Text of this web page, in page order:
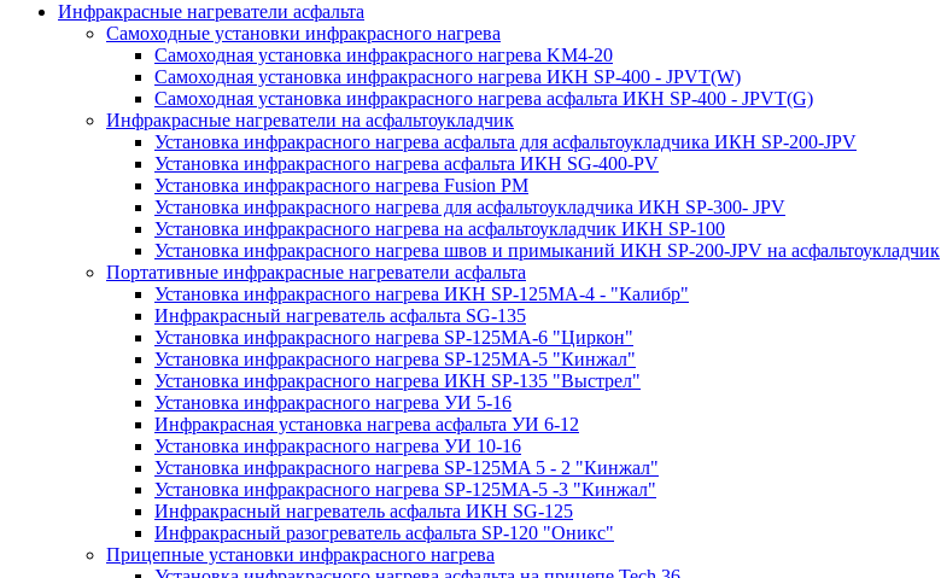
Инфракрасные нагреватели асфальта
Самоходные установки инфракрасного нагрева
Самоходная установка инфракрасного нагрева KM4-20
Самоходная установка инфракрасного нагрева ИКН SP-400 - JPVT(W)
Самоходная установка инфракрасного нагрева асфальта ИКН SP-400 - JPVT(G)
Инфракрасные нагреватели на асфальтоукладчик
Установка инфракрасного нагрева асфальта для асфальтоукладчика ИКН SP-200-JPV
Установка инфракрасного нагрева асфальта ИКН SG-400-PV
Установка инфракрасного нагрева Fusion PM
Установка инфракрасного нагрева для асфальтоукладчика ИКН SP-300- JPV
Установка инфракрасного нагрева на асфальтоукладчик ИКН SP-100
Установка инфракрасного нагрева швов и примыканий ИКН SP-200-JPV на асфальтоукладчик
Портативные инфракрасные нагреватели асфальта
Установка инфракрасного нагрева ИКН SP-125МA-4 - "Калибр"
Инфракрасный нагреватель асфальта SG-135
Установка инфракрасного нагрева SP-125МA-6 "Циркон"
Установка инфракрасного нагрева SP-125МA-5 "Кинжал"
Установка инфракрасного нагрева ИКН SP-135 "Выстрел"
Установка инфракрасного нагрева УИ 5-16
Инфракрасная установка нагрева асфальта УИ 6-12
Установка инфракрасного нагрева УИ 10-16
Установка инфракрасного нагрева SP-125МA 5 - 2 "Кинжал"
Установка инфракрасного нагрева SP-125МA-5 -3 "Кинжал"
Инфракрасный нагреватель асфальта ИКН SG-125
Инфракрасный разогреватель асфальта SP-120 "Оникс"
Прицепные установки инфракрасного нагрева